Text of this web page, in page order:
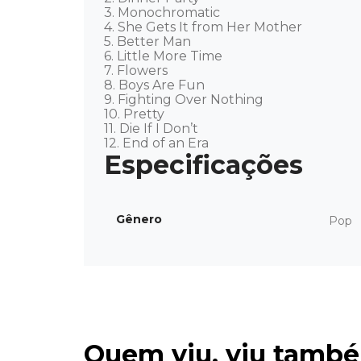
3. Monochromatic
4. She Gets It from Her Mother
5. Better Man
6. Little More Time
7. Flowers
8. Boys Are Fun
9. Fighting Over Nothing
10. Pretty
11. Die If I Don’t
12. End of an Era
Gênero Pop
Quem viu, viu